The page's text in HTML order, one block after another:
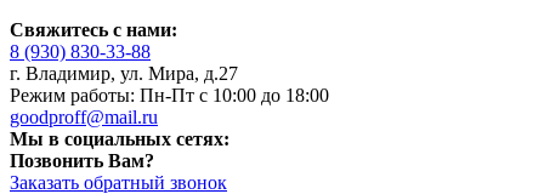
Свяжитесь с нами:
8 (930) 830-33-88
г. Владимир, ул. Мира, д.27
Режим работы: Пн-Пт с 10:00 до 18:00
goodproff@mail.ru
Мы в социальных сетях:
Позвонить Вам?
Заказать обратный звонок